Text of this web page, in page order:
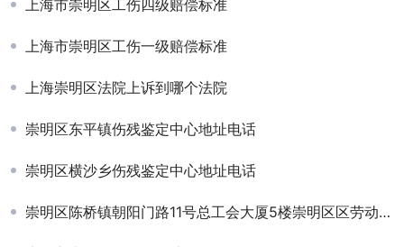
上海市崇明区工伤四级赔偿标准
上海市崇明区工伤一级赔偿标准
上海崇明区法院上诉到哪个法院
崇明区东平镇伤残鉴定中心地址电话
崇明区横沙乡伤残鉴定中心地址电话
崇明区陈桥镇朝阳门路11号总工会大厦5楼崇明区区劳动人事争议仲裁委员会